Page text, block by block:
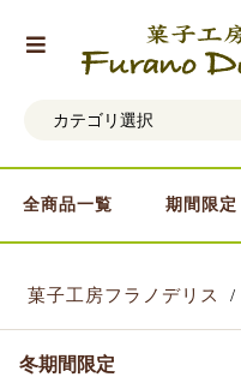
全商品一覧 期間限定
菓子工房フラノデリス
冬期間限定